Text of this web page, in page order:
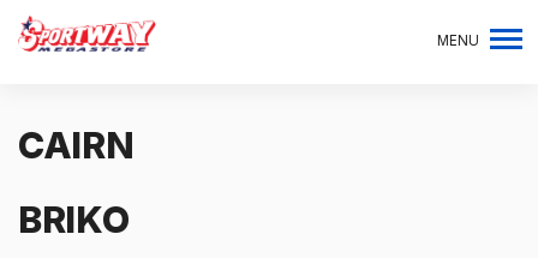
MENU
CAIRN
BRIKO